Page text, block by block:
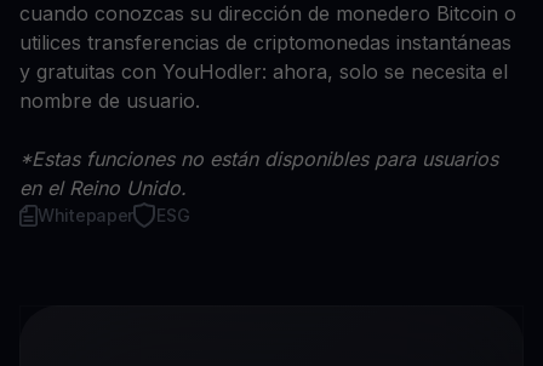
cuando conozcas su dirección de monedero Bitcoin o
utilices transferencias de criptomonedas instantáneas
y gratuitas con YouHodler: ahora, solo se necesita el
nombre de usuario.
*Estas funciones no están disponibles para usuarios
en el Reino Unido.
Whitepaper ESG